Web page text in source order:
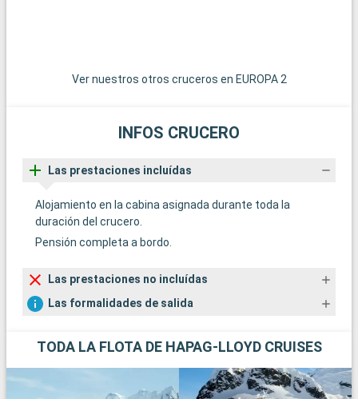
Ver nuestros otros cruceros en EUROPA 2
INFOS CRUCERO
Las prestaciones incluídas
Alojamiento en la cabina asignada durante toda la
duración del crucero.
Pensión completa a bordo.
Las prestaciones no incluídas
Las formalidades de salida
TODA LA FLOTA DE HAPAG-LLOYD CRUISES